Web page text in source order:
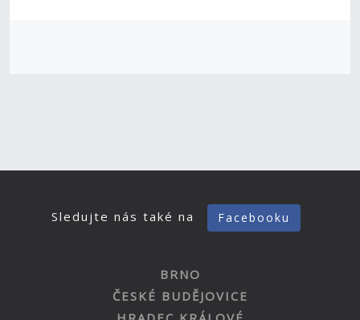
Sledujte nás také na Facebooku
BRNO
ČESKÉ BUDĚJOVICE